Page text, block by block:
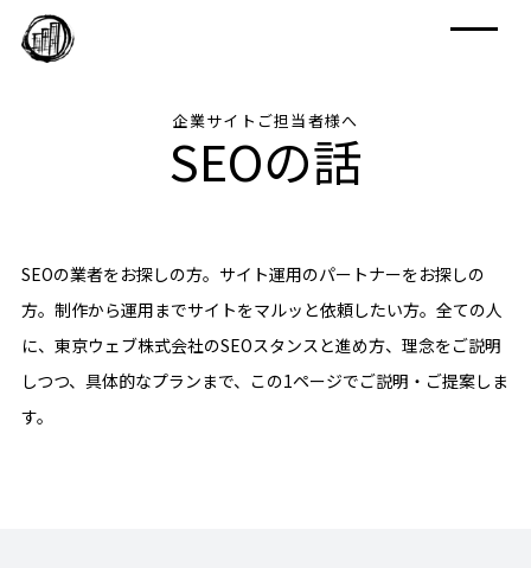
企業サイトご担当者様へ
SEOの話
SEOの業者をお探しの方。サイト運用のパートナーをお探しの
方。制作から運用までサイトをマルッと依頼したい方。全ての人
に、東京ウェブ株式会社のSEOスタンスと進め方、理念をご説明
しつつ、具体的なプランまで、この1ページでご説明・ご提案しま
す。